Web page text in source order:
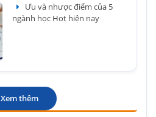
Ưu và nhược điểm của 5
ngành học Hot hiện nay
Xem thêm